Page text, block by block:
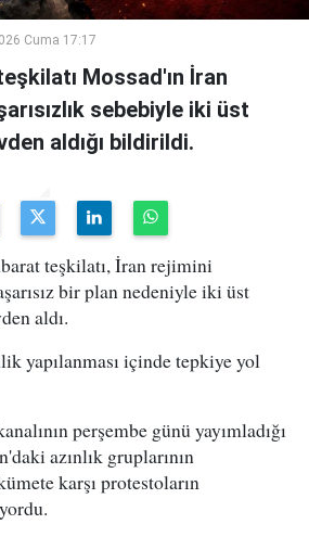
Cuma 17:17
Mossad'ın İran
sebebiyle iki üst
aldığı bildirildi.
teşkilatı, İran rejimini
bir plan nedeniyle iki üst
aldı.
yapılanması içinde tepkiye yol
perşembe günü yayımladığı
azınlık gruplarının
karşı protestoların